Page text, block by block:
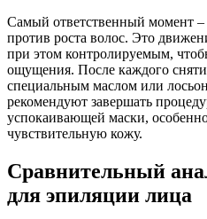
Самый ответственный момент –
против роста волос. Это
при этом контролируемым,
ощущения. После каждого
специальным маслом или
рекомендуют завершать
успокаивающей маски,
чувствительную кожу.
Сравнительный
для эпиляции лица